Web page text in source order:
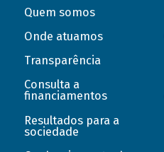
Quem somos
Onde atuamos
Transparência
Consulta a
financiamentos
Resultados para a
sociedade